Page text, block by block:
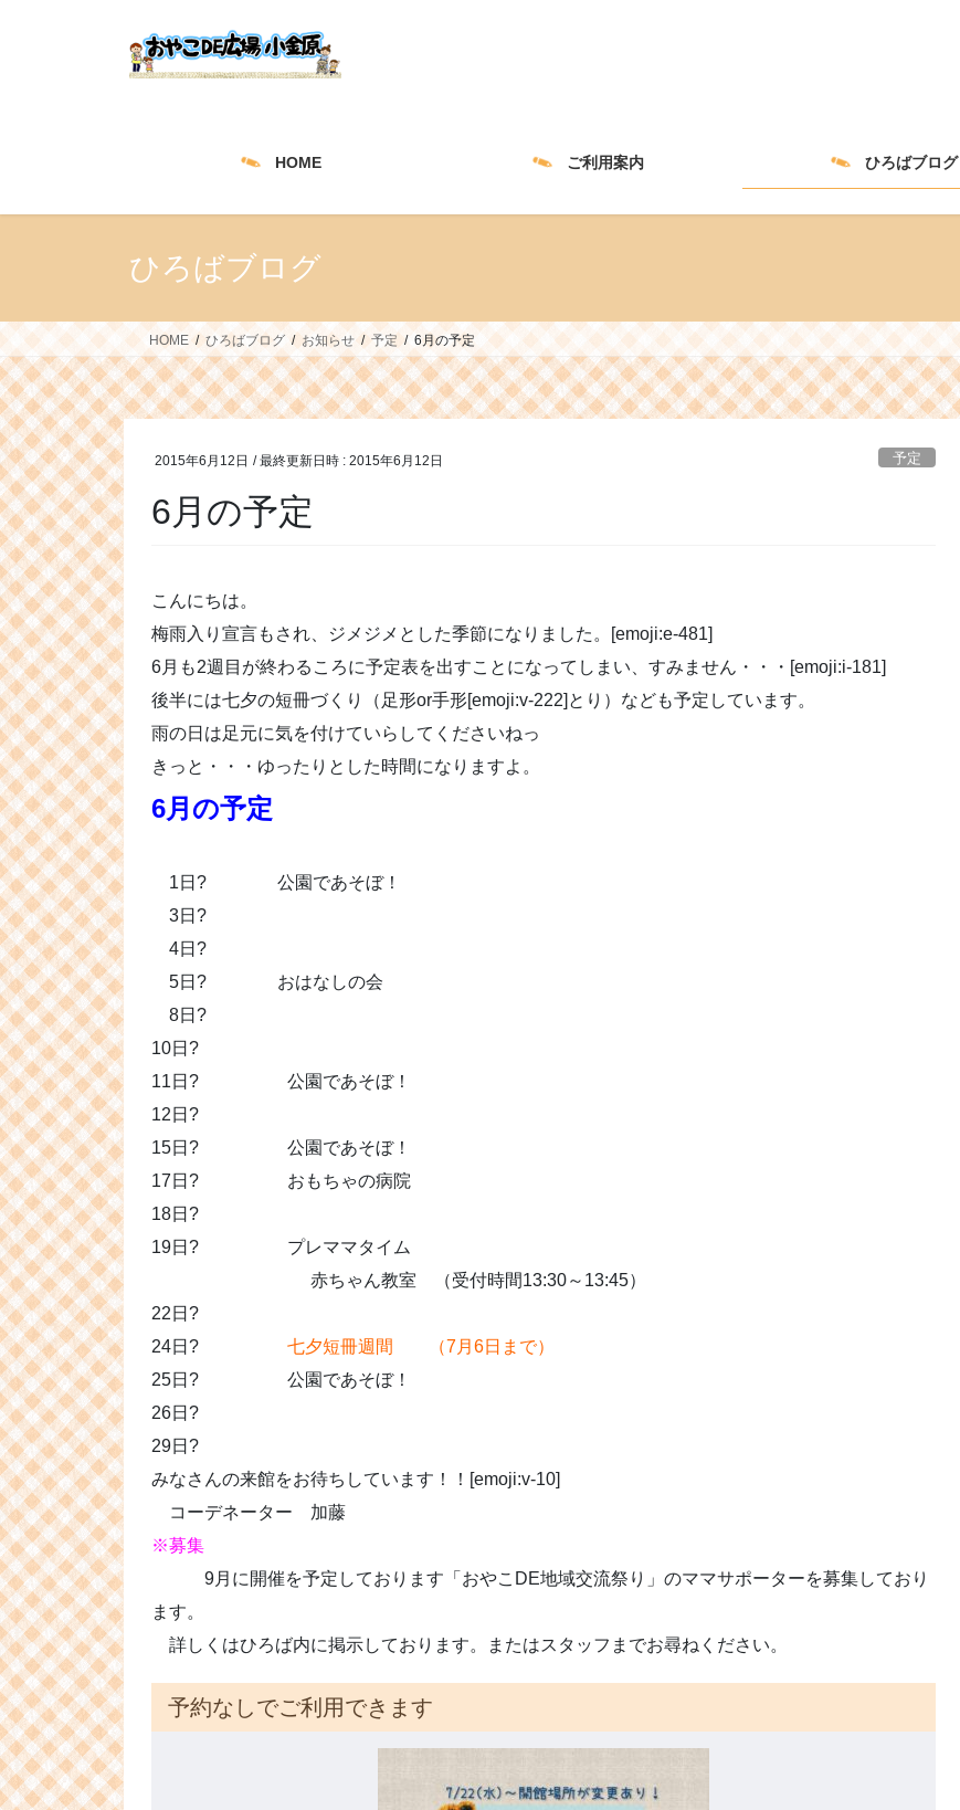
HOME ご利用案内 ひろばブログ
ひろばブログ
HOME ひろばブログ お知らせ 予定 6月の予定
2015年6月12日 / 最終更新日時 : 2015年6月12日 予定
6月の予定
こんにちは。
梅雨入り宣言もされ、ジメジメとした季節になりました。[emoji:e-481]
6月も2週目が終わるころに予定表を出すことになってしまい、すみません・・・[emoji:i-181]
後半には七夕の短冊づくり（足形or手形[emoji:v-222]とり）なども予定しています。
雨の日は足元に気を付けていらしてくださいねっ
きっと・・・ゆったりとした時間になりますよ。
6月の予定
1日? 公園であそぼ！
3日?
4日?
5日? おはなしの会
8日?
10日?
11日? 公園であそぼ！
12日?
15日? 公園であそぼ！
17日? おもちゃの病院
18日?
19日? プレママタイム
赤ちゃん教室 （受付時間13:30～13:45）
22日?
24日? 七夕短冊週間 （7月6日まで）
25日? 公園であそぼ！
26日?
29日?
みなさんの来館をお待ちしています！！[emoji:v-10]
コーデネーター 加藤
※募集
9月に開催を予定しております「おやこDE地域交流祭り」のママサポーターを募集しており
ます。
詳しくはひろば内に掲示しております。またはスタッフまでお尋ねください。
予約なしでご利用できます